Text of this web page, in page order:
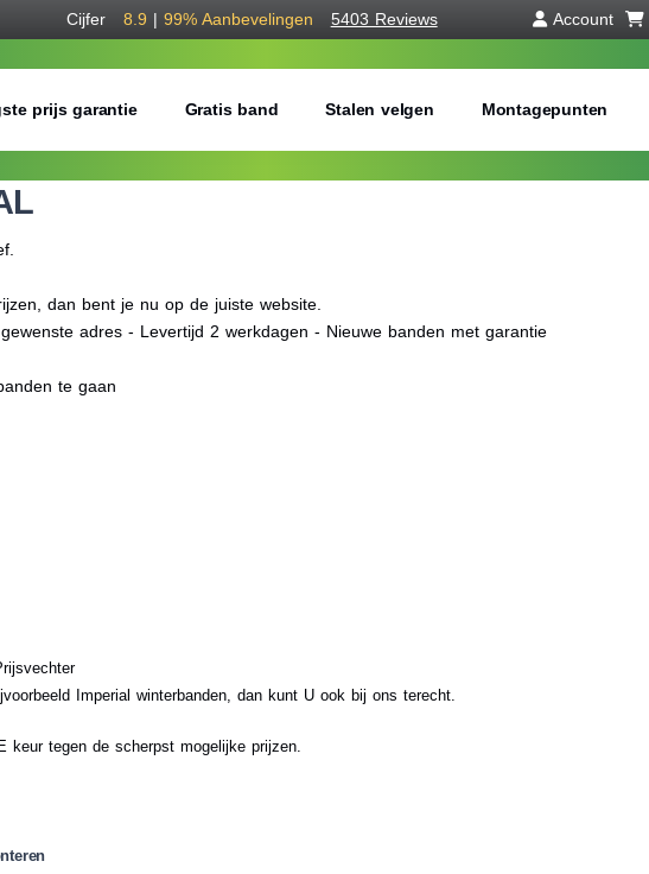
Cijfer 8.9 | 99% Aanbevelingen 5403 Reviews Account
prijs garantie Gratis band Stalen velgen Montagepunten
dan bent je nu op de juiste website.
adres - Levertijd 2 werkdagen - Nieuwe banden met garantie
te gaan
Imperial winterbanden, dan kunt U ook bij ons terecht.
keur tegen de scherpst mogelijke prijzen.